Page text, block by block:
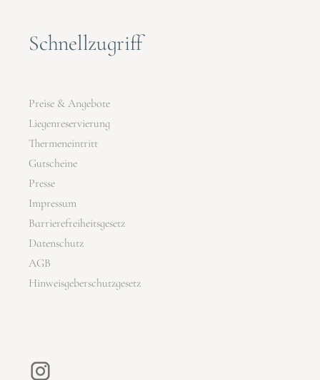
Schnellzugriff
Preise & Angebote
Liegenreservierung
Thermeneintritt
Gutscheine
Presse
Impressum
Barrierefreiheitsgesetz
Datenschutz
AGB
Hinweisgeberschutzgesetz